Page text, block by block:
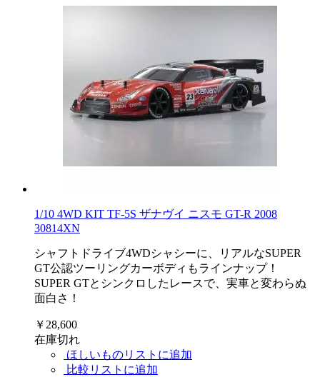
1/10 4WD KIT TF-5S ザナヴイ ニスモ GT-R 2008
30814XN
シャフトドライブ4WDシャシーに、リアルなSUPER
GT公認ツーリングカーボディもラインナップ！
SUPER GTとシンクロしたレースで、実車と変わらぬ
面白さ！
￥28,600
在庫切れ
ほしいものリストに追加
比較リストに追加